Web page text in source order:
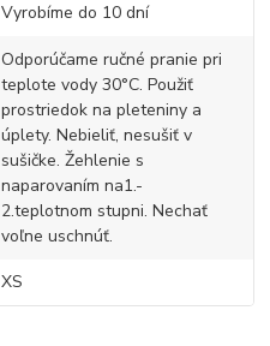
Vyrobíme do 10 dní
Odporúčame ručné pranie pri
teplote vody 30°C. Použiť
prostriedok na pleteniny a
úplety. Nebieliť, nesušiť v
sušičke. Žehlenie s
naparovaním na1.-
2.teplotnom stupni. Nechať
voľne uschnúť.
XS